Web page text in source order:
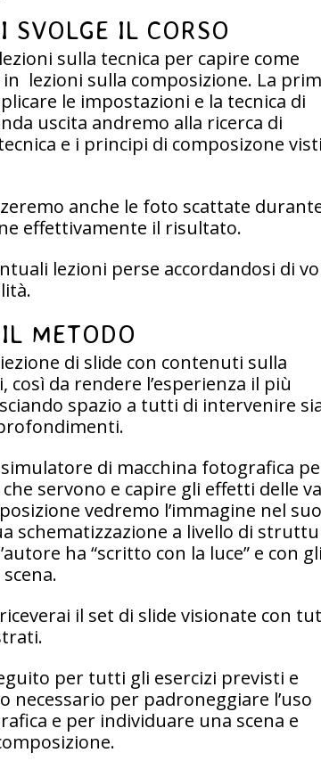
SVOLGE IL CORSO
sulla tecnica per capire come
in lezioni sulla composizione. La
le impostazioni e la tecnica di
uscita andremo alla ricerca di
e i principi di composizone
anche le foto scattate
effettivamente il risultato.
lezioni perse accordandosi di
IL METODO
di slide con contenuti sulla
da rendere l’esperienza il più
spazio a tutti di intervenire
di macchina fotografica
servono e capire gli effetti delle
vedremo l’immagine nel suo
schematizzazione a livello di
ha “scritto con la luce” e con gli
il set di slide visionate con
per tutti gli esercizi previsti e
per padroneggiare l’uso
e per individuare una scena e